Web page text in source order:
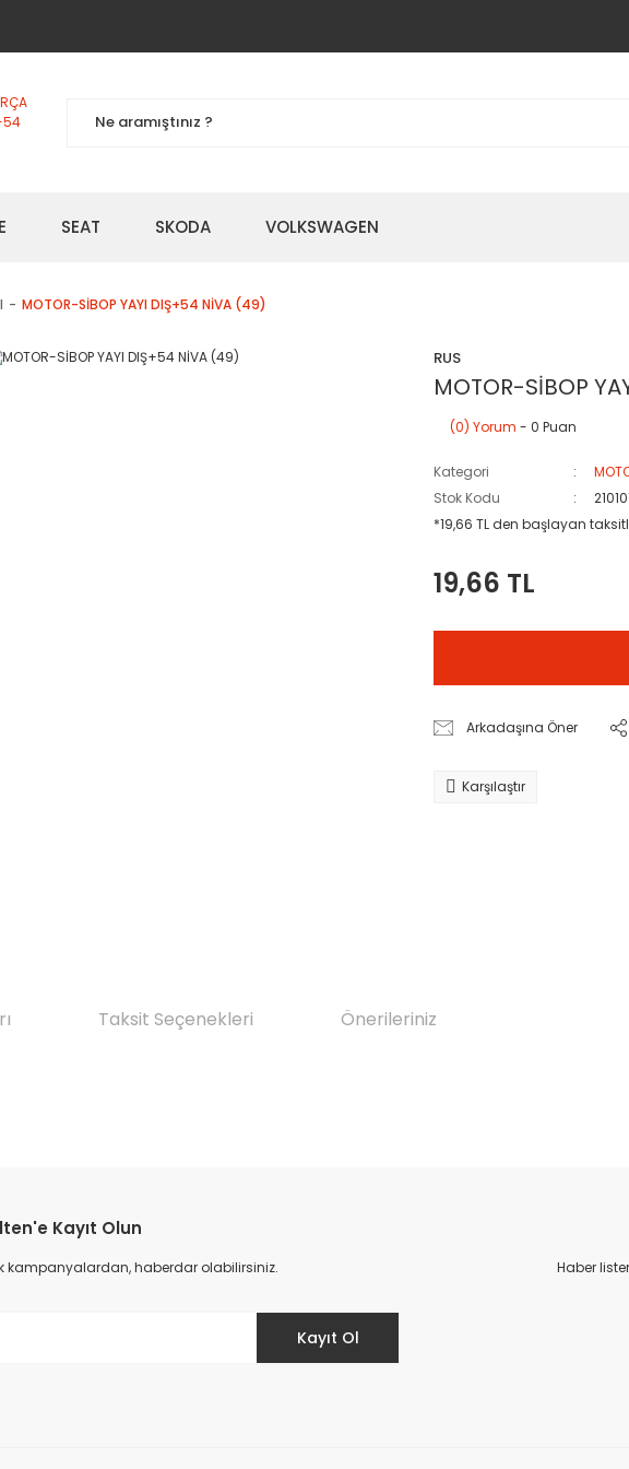
SEAT SKODA VOLKSWAGEN
MOTOR-SİBOP YAYI DIŞ+54 NİVA (49)
RUS
MOTOR-SİBOP
(0) Yorum - 0 Puan
Kategori
Stok Kodu
*19,66 TL den başlayan
19,66 TL
Arkadaşına Öner
Karşılaştır
Taksit Seçenekleri Önerileriniz
Kayıt Olun
kampanyalardan, haberdar olabilirsiniz.
Kayıt Ol
Haber